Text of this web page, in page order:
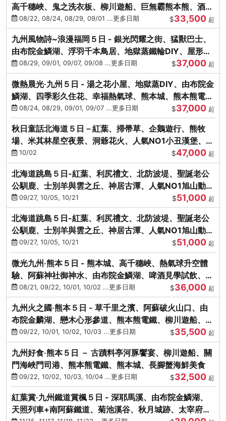
高千穗峽、鬼之洗衣板、柳川遊船、巨無霸熊本熊、酒造
見學試飲
08/22, 08/24, 08/29, 09/01 ...更多日期 $33,500 起
九州風物詩~浪漫福岡５日 - 銀光閃耀之街、猛獸巴士、
由布院金鱗湖、浮羽千本鳥居、地獄蒸鐵輪DIY、屋形船
晚宴、鸕鶿捕魚
08/29, 09/01, 09/07, 09/08 ...更多日期 $37,000 起
微熱晨光‧九州５日 - 湯之花小屋、地獄蒸DIY、由布院金
鱗湖、四季彩久住花、幸福熱氣球、熊本城、熊本熊電
鐵、螃蟹吃到飽
08/24, 08/29, 09/01, 09/07 ...更多日期 $37,000 起
秋日童話北海道５日－紅葉、掃帚草、企鵝遊行、熊牧
場、米其林星空夜景、洞爺花火、人氣NO1小丑漢堡、螃
蟹放題(千/函)
10/02 $47,000 起
北海道跳島５日-紅葉、利尻禮文、北防波堤、聖誕老公
公馴鹿、士別羊與雲之丘、神居古潭、人氣NO1旭山動物
園、海膽涮涮鍋
09/27, 10/05, 10/21 $51,000 起
北海道跳島５日-紅葉、利尻禮文、北防波堤、聖誕老公
公馴鹿、士別羊與雲之丘、神居古潭、人氣NO1旭山動物
園、海膽涮涮鍋
09/27, 10/05, 10/21 $51,000 起
微光九州‧熊本５日 - 熊本城、高千穗峽、熱氣球升空體
驗、阿蘇神社御神水、由布院金鱗湖、啤酒見學試飲、豪
華海鮮盛宴
08/21, 09/22, 10/01, 10/02 ...更多日期 $36,000 起
九州火之國‧熊本５日 - 草千里之濱、阿蘇破火山口、由
布院金麟湖、戀木心形參道、熊本熊電鐵、柳川遊船、地
獄蒸DIY
09/22, 10/01, 10/02, 10/03 ...更多日期 $35,500 起
九州好食‧熊本５日 － 古蹟料亭河豚饗宴、柳川遊船、關
門海峽門司港、熊本熊電鐵、熊本城、長腳蟹海鮮美食
09/22, 10/02, 10/03, 10/04 ...更多日期 $32,500 起
紅葉賞‧九州鐵道賞楓５日 - 深耶馬溪、由布院金鱗湖、
天照列車+南阿蘇鐵道、菊池溪谷、秋月城跡、太宰府天